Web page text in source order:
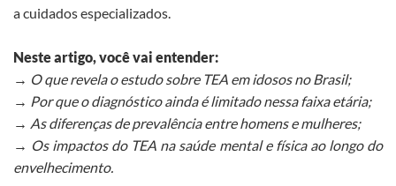
a cuidados especializados.
Neste artigo, você vai entender:
→ O que revela o estudo sobre TEA em idosos no Brasil;
→ Por que o diagnóstico ainda é limitado nessa faixa etária;
→ As diferenças de prevalência entre homens e mulheres;
→ Os impactos do TEA na saúde mental e física ao longo do
envelhecimento.